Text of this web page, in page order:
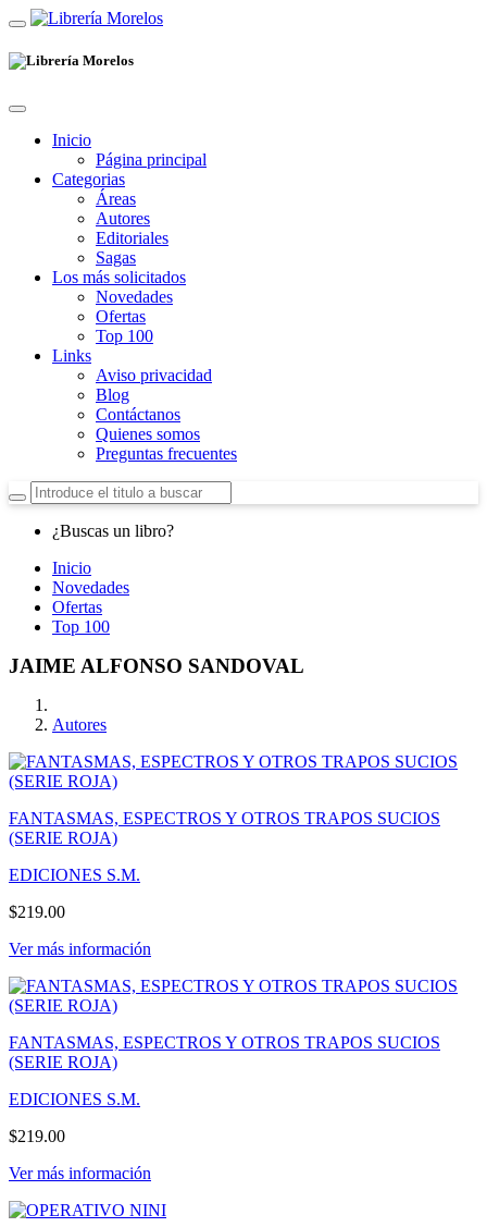
Inicio
Página principal
Categorias
Áreas
Autores
Editoriales
Sagas
Los más solicitados
Novedades
Ofertas
Top 100
Links
Aviso privacidad
Blog
Contáctanos
Quienes somos
Preguntas frecuentes
¿Buscas un libro?
Inicio
Novedades
Ofertas
Top 100
JAIME ALFONSO SANDOVAL
Autores
FANTASMAS, ESPECTROS Y OTROS TRAPOS SUCIOS
(SERIE ROJA)
EDICIONES S.M.
$219.00
Ver más información
FANTASMAS, ESPECTROS Y OTROS TRAPOS SUCIOS
(SERIE ROJA)
EDICIONES S.M.
$219.00
Ver más información